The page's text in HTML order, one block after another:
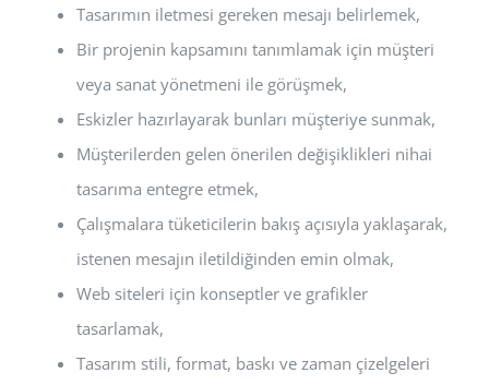
Tasarımın iletmesi gereken mesajı belirlemek,
Bir projenin kapsamını tanımlamak için müşteri
veya sanat yönetmeni ile görüşmek,
Eskizler hazırlayarak bunları müşteriye sunmak,
Müşterilerden gelen önerilen değişiklikleri nihai
tasarıma entegre etmek,
Çalışmalara tüketicilerin bakış açısıyla yaklaşarak,
istenen mesajın iletildiğinden emin olmak,
Web siteleri için konseptler ve grafikler
tasarlamak,
Tasarım stili, format, baskı ve zaman çizelgeleri